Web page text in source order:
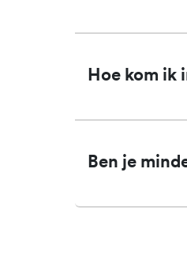
Hoe kom ik
Ben je